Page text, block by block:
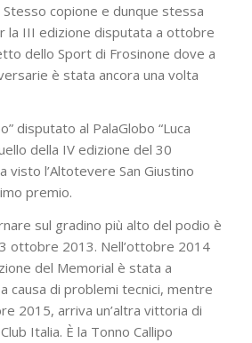
Stesso copione e dunque stessa
la III edizione disputata a ottobre
dello Sport di Frosinone dove a
è stata ancora una volta
disputato al PalaGlobo “Luca
della IV edizione del 30
visto l’Altotevere San Giustino
premio.
sul gradino più alto del podio è
ottobre 2013. Nell’ottobre 2014
del Memorial è stata a
causa di problemi tecnici, mentre
2015, arriva un’altra vittoria di
Italia. È la Tonno Callipo